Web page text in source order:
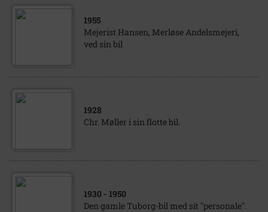
1955
Mejerist Hansen, Merløse Andelsmejeri,
ved sin bil
1928
Chr. Møller i sin flotte bil.
1930 - 1950
Den gamle Tuborg-bil med sit "personale".